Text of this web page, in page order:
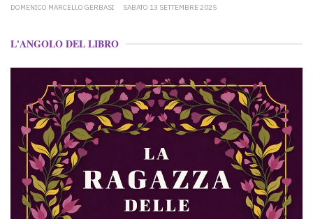
DOMENICO MARCELLO GERBASI SABATO 13 SETTEMBRE 2025
L'ANGOLO DEL LIBRO